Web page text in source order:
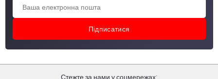
Металобази і металосервісні центри АВ
метал груп
"АВ метал груп" оновила формат своїх відділень, змінивши
Стежте за нами у соцмережах: